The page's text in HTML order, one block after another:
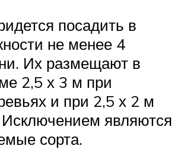
посадить в
не менее 4
Их размещают в
2,5 х 3 м при
и при 2,5 х 2 м
Исключением являются
сорта.